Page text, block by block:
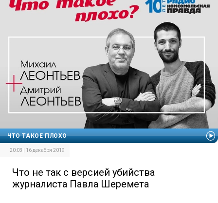
ЧТО ТАКОЕ ПЛОХО
20:03 | 16 декабря 2019
Что не так с версией убийства
журналиста Павла Шеремета